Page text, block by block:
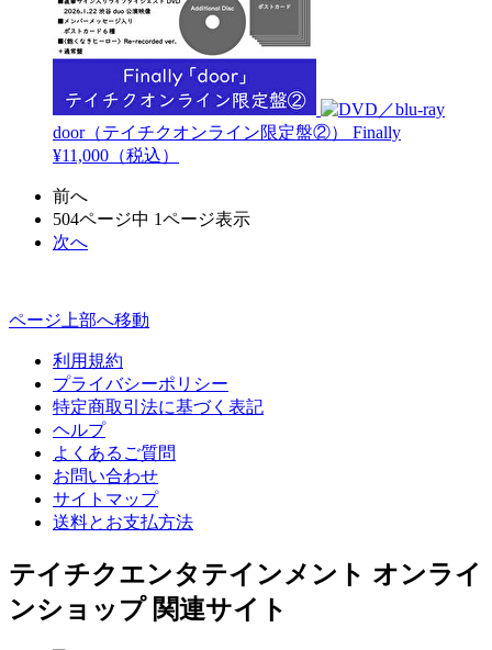
door（テイチクオンライン限定盤②） Finally
¥11,000（税込）
前へ
504ページ中 1ページ表示
次へ
ページ上部へ移動
利用規約
プライバシーポリシー
特定商取引法に基づく表記
ヘルプ
よくあるご質問
お問い合わせ
サイトマップ
送料とお支払方法
テイチクエンタテインメント オンライ
ンショップ 関連サイト